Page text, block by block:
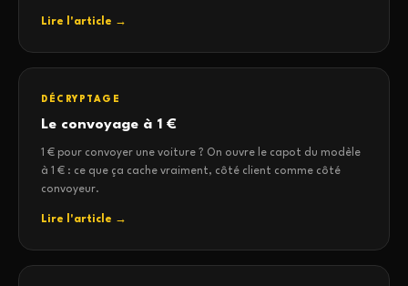
Lire l'article →
DÉCRYPTAGE
Le convoyage à 1 €
1 € pour convoyer une voiture ? On ouvre le capot du modèle
à 1 € : ce que ça cache vraiment, côté client comme côté
convoyeur.
Lire l'article →